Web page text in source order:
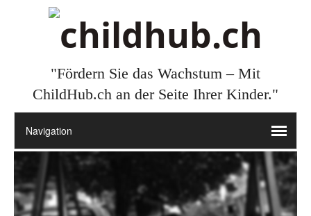
"Fördern Sie das Wachstum – Mit
ChildHub.ch an der Seite Ihrer Kinder."